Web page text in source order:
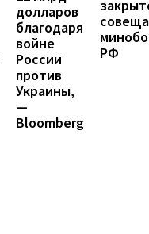
долларов
благодаря
войне
России
против
Украины,
—
Bloomberg
РФ